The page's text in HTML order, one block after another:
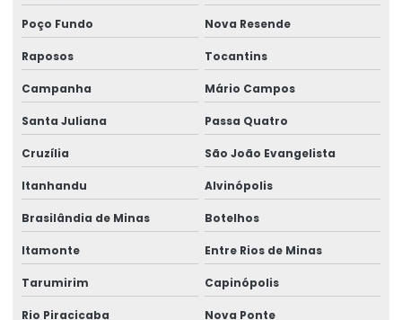
Poço Fundo Nova Resende
Raposos Tocantins
Campanha Mário Campos
Santa Juliana Passa Quatro
Cruzília São João Evangelista
Itanhandu Alvinópolis
Brasilândia de Minas Botelhos
Itamonte Entre Rios de Minas
Tarumirim Capinópolis
Rio Piracicaba Nova Ponte